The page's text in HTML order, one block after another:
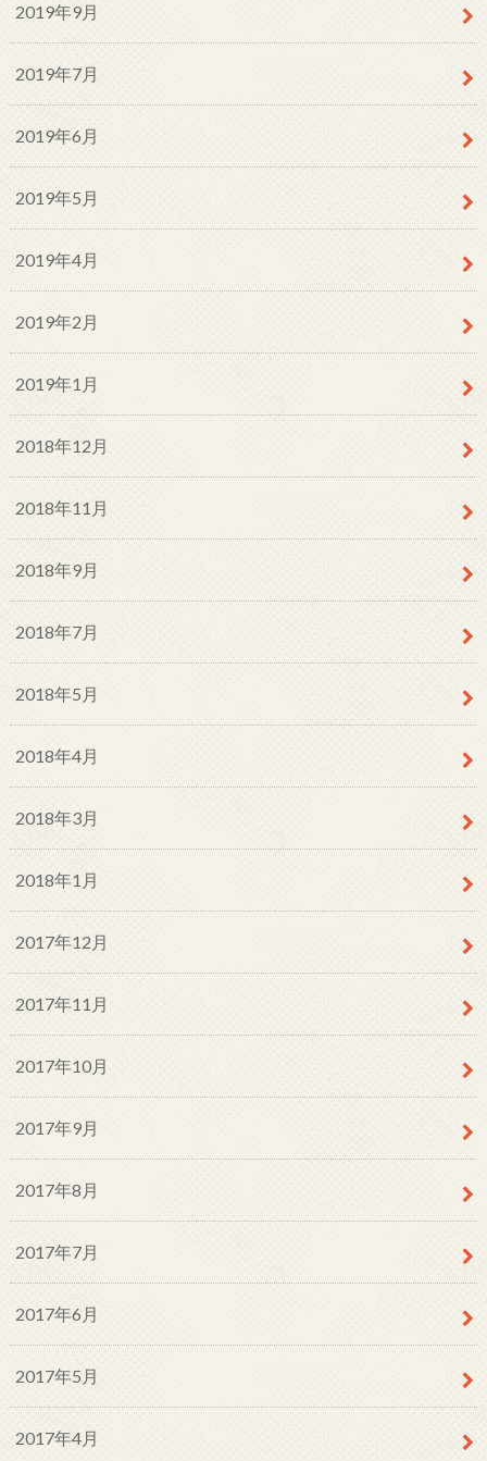
2019年9月
2019年7月
2019年6月
2019年5月
2019年4月
2019年2月
2019年1月
2018年12月
2018年11月
2018年9月
2018年7月
2018年5月
2018年4月
2018年3月
2018年1月
2017年12月
2017年11月
2017年10月
2017年9月
2017年8月
2017年7月
2017年6月
2017年5月
2017年4月